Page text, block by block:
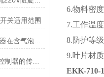
关适用范围
ZXK-Y-2 阻旋式料位控制器在含气泡液体中显示值偏大的原因是什么？
RD-20TDSB 阻旋式料位控制器的传动间隙增大的原因是什么？
6.物料密
7.工作温
8.防护等
9.叶片材
EKK-710-